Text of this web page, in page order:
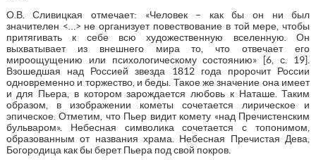
О.В. Сливицкая отмечает: «Человек – как бы он ни был
значителен <…> не организует повествование в той мере, чтобы
притягивать к себе всю художественную вселенную. Он
выхватывает из внешнего мира то, что отвечает его
мироощущению или психологическому состоянию» [6, с. 19].
Взошедшая над Россией звезда 1812 года пророчит России
одновременно и торжество, и беды. Такое же значение она имеет
и для Пьера, в котором зарождается любовь к Наташе. Таким
образом, в изображении кометы сочетается лирическое и
эпическое. Отметим, что Пьер видит комету «над Пречистенским
бульваром». Небесная символика сочетается с топонимом,
образованным от названия храма. Небесная Пречистая Дева,
Богородица как бы берет Пьера под свой покров.